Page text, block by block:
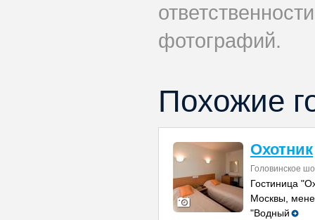
фотографий.
Похожие
Охотник
Головинское
Гостиница
Москвы,
"Водный